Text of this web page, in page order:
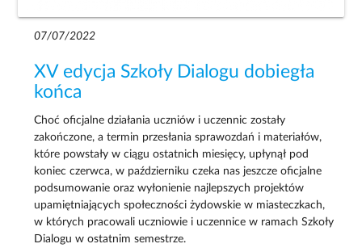
07/07/2022
XV edycja Szkoły Dialogu dobiegła
końca
Choć oficjalne działania uczniów i uczennic zostały
zakończone, a termin przesłania sprawozdań i materiałów,
które powstały w ciągu ostatnich miesięcy, upłynął pod
koniec czerwca, w październiku czeka nas jeszcze oficjalne
podsumowanie oraz wyłonienie najlepszych projektów
upamiętniających społeczności żydowskie w miasteczkach,
w których pracowali uczniowie i uczennice w ramach Szkoły
Dialogu w ostatnim semestrze.